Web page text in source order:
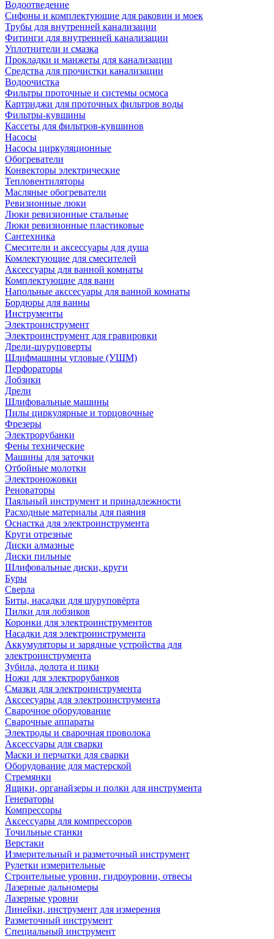
Водоотведение
Сифоны и комплектующие для раковин и моек
Трубы для внутренней канализации
Фитинги для внутренней канализации
Уплотнители и смазка
Прокладки и манжеты для канализации
Средства для прочистки канализации
Водоочистка
Фильтры проточные и системы осмоса
Картриджи для проточных фильтров воды
Фильтры-кувшины
Кассеты для фильтров-кувшинов
Насосы
Насосы циркуляционные
Обогреватели
Конвекторы электрические
Тепловентиляторы
Масляные обогреватели
Ревизионные люки
Люки ревизионные стальные
Люки ревизионные пластиковые
Сантехника
Смесители и аксессуары для душа
Комлектующие для смесителей
Аксессуары для ванной комнаты
Комплектующие для ванн
Напольные акссесуары для ванной комнаты
Бордюры для ванны
Инструменты
Электроинструмент
Электроинструмент для гравировки
Дрели-шуруповерты
Шлифмашины угловые (УШМ)
Перфораторы
Лобзики
Дрели
Шлифовальные машины
Пилы циркулярные и торцовочные
Фрезеры
Электрорубанки
Фены технические
Машины для заточки
Отбойные молотки
Электроножовки
Реноваторы
Паяльный инструмент и принадлежности
Расходные материалы для паяния
Оснастка для электроинструмента
Круги отрезные
Диски алмазные
Диски пильные
Шлифовальные диски, круги
Буры
Сверла
Биты, насадки для шуруповёрта
Пилки для лобзиков
Коронки для электроинструментов
Насадки для электроинструмента
Аккумуляторы и зарядные устройства для
электроинструмента
Зубила, долота и пики
Ножи для электрорубанков
Смазки для электроинструмента
Акссесуары для электроинструмента
Сварочное оборудование
Сварочные аппараты
Электроды и сварочная проволока
Аксессуары для сварки
Маски и перчатки для сварки
Оборудование для мастерской
Стремянки
Ящики, органайзеры и полки для инструмента
Генераторы
Компрессоры
Аксессуары для компрессоров
Точильные станки
Верстаки
Измерительный и разметочный инструмент
Рулетки измерительные
Строительные уровни, гидроуровни, отвесы
Лазерные дальномеры
Лазерные уровни
Линейки, инструмент для измерения
Разметочный инструмент
Специальный инструмент